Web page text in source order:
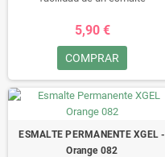
un gel.
Durante un minimo de 15 dias
disfruta de sus uñas
perfectamente, sin arañazos,
retoques ni manchas, fácil de
quitar, en 10 minutos!!• Este
5,90 €
COMPRAR
ESMALTE PERMANENTE XGEL -
Orange 082